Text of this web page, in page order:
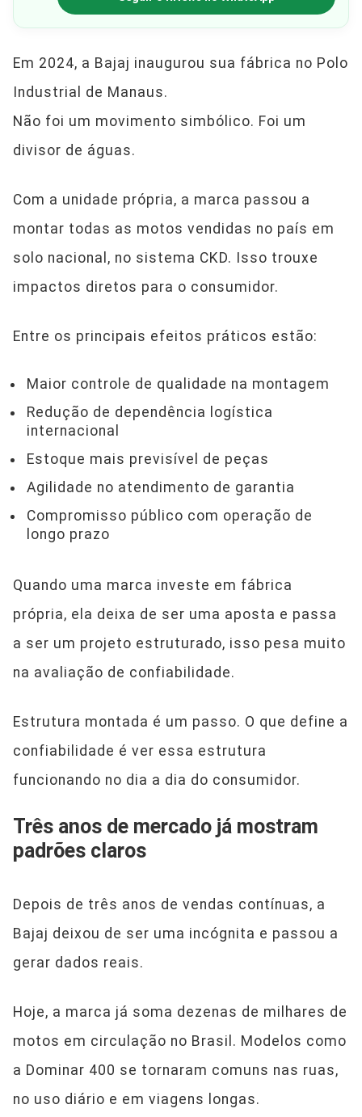
Em 2024, a Bajaj inaugurou sua fábrica no Polo
Industrial de Manaus.
Não foi um movimento simbólico. Foi um
divisor de águas.
Com a unidade própria, a marca passou a
montar todas as motos vendidas no país em
solo nacional, no sistema CKD. Isso trouxe
impactos diretos para o consumidor.
Entre os principais efeitos práticos estão:
Maior controle de qualidade na montagem
Redução de dependência logística
internacional
Estoque mais previsível de peças
Agilidade no atendimento de garantia
Compromisso público com operação de
longo prazo
Quando uma marca investe em fábrica
própria, ela deixa de ser uma aposta e passa
a ser um projeto estruturado, isso pesa muito
na avaliação de confiabilidade.
Estrutura montada é um passo. O que define a
confiabilidade é ver essa estrutura
funcionando no dia a dia do consumidor.
Três anos de mercado já mostram
padrões claros
Depois de três anos de vendas contínuas, a
Bajaj deixou de ser uma incógnita e passou a
gerar dados reais.
Hoje, a marca já soma dezenas de milhares de
motos em circulação no Brasil. Modelos como
a Dominar 400 se tornaram comuns nas ruas,
no uso diário e em viagens longas.